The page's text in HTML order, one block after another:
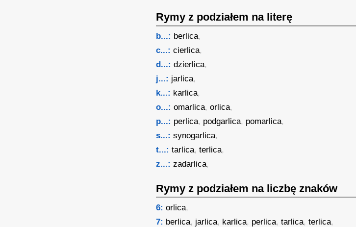
Rymy z podziałem na literę
b...: berlica,
c...: cierlica,
d...: dzierlica,
j...: jarlica,
k...: karlica,
o...: omarlica,orlica,
p...: perlica, podgarlica, pomarlica,
s...: synogarlica,
t...: tarlica,terlica,
z...: zadarlica,
Rymy z podziałem na liczbę znaków
6: orlica,
7: berlica, jarlica, karlica, perlica,tarlica,terlica,